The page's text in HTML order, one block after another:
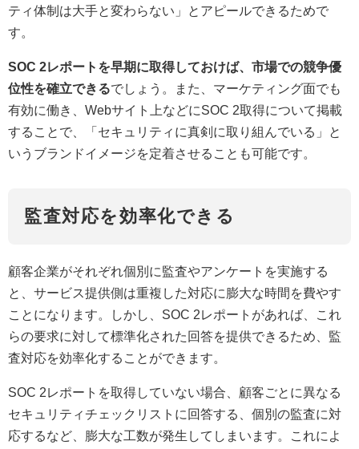
ティ体制は大手と変わらない」とアピールできるためで
す。
SOC 2レポートを早期に取得しておけば、市場での競争優
位性を確立できるでしょう。また、マーケティング面でも
有効に働き、Webサイト上などにSOC 2取得について掲載
することで、「セキュリティに真剣に取り組んでいる」と
いうブランドイメージを定着させることも可能です。
監査対応を効率化できる
顧客企業がそれぞれ個別に監査やアンケートを実施する
と、サービス提供側は重複した対応に膨大な時間を費やす
ことになります。しかし、SOC 2レポートがあれば、これ
らの要求に対して標準化された回答を提供できるため、監
査対応を効率化することができます。
SOC 2レポートを取得していない場合、顧客ごとに異なる
セキュリティチェックリストに回答する、個別の監査に対
応するなど、膨大な工数が発生してしまいます。これによ